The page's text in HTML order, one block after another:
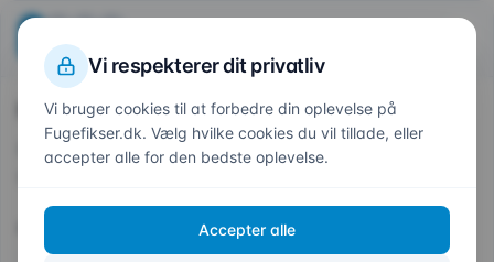
Beregn din pris
Forside/Områder/Nykøbing M
Fugefirma i Nykøbing M –
Eksperter i professionel
Hvor skal vi fuge?
Indtast dit postnummer så vi kan give et præcist
Vi respekterer dit privatliv
Vi bruger cookies til at forbedre din oplevelse på
Fugefikser.dk. Vælg hvilke cookies du vil tillade, eller
accepter alle for den bedste oplevelse.
Accepter alle